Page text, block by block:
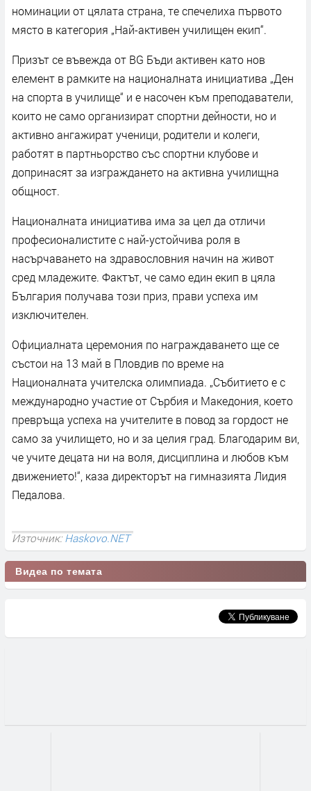
номинации от цялата страна, те спечелиха първото
място в категория „Най-активен училищен екип“.
Призът се въвежда от BG Бъди активен като нов
елемент в рамките на националната инициатива „Ден
на спорта в училище“ и е насочен към преподаватели,
които не само организират спортни дейности, но и
активно ангажират ученици, родители и колеги,
работят в партньорство със спортни клубове и
допринасят за изграждането на активна училищна
общност.
Националната инициатива има за цел да отличи
професионалистите с най-устойчива роля в
насърчаването на здравословния начин на живот
сред младежите. Фактът, че само един екип в цяла
България получава този приз, прави успеха им
изключителен.
Официалната церемония по награждаването ще се
състои на 13 май в Пловдив по време на
Националната учителска олимпиада. „Събитието е с
международно участие от Сърбия и Македония, което
превръща успеха на учителите в повод за гордост не
само за училището, но и за целия град. Благодарим ви,
че учите децата ни на воля, дисциплина и любов към
движението!“, каза директорът на гимназията Лидия
Педалова.
Източник:Haskovo.NET
Видеа по темата